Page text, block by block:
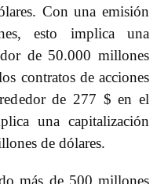
Con una emisión
esto implica una
de 50.000 millones
contratos de acciones
de 277 $ en el
una capitalización
de dólares.
más de 500 millones